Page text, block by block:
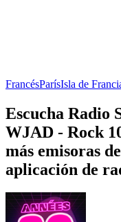
FrancésParísIsla de
Escucha Radio
WJAD - Rock
más emisoras
aplicación de